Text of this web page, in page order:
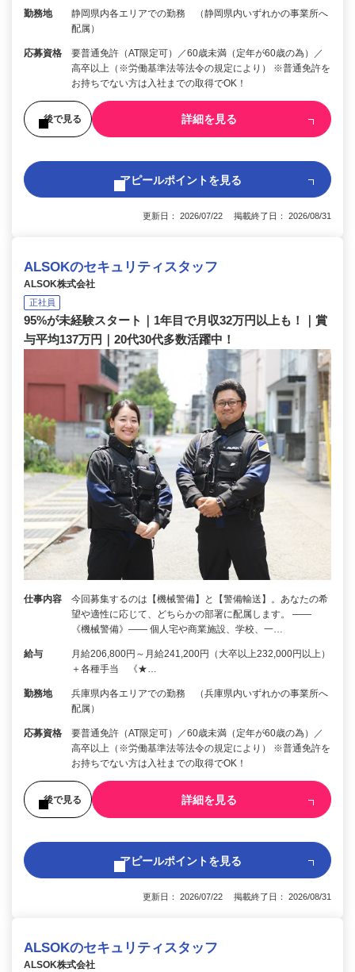
勤務地
静岡県内各エリアでの勤務 （静岡県内いずれかの事業所へ
配属）
応募資格
要普通免許（AT限定可）／60歳未満（定年が60歳の為）／
高卒以上（※労働基準法等法令の規定により） ※普通免許を
お持ちでない方は入社までの取得でOK！
後で見る 詳細を見る
アピールポイントを見る
更新日： 2026/07/22 掲載終了日： 2026/08/31
ALSOKのセキュリティスタッフ
ALSOK株式会社
正社員
95%が未経験スタート｜1年目で月収32万円以上も！｜賞
与平均137万円｜20代30代多数活躍中！
仕事内容
今回募集するのは【機械警備】と【警備輸送】。あなたの希
望や適性に応じて、どちらかの部署に配属します。 ――
《機械警備》―― 個人宅や商業施設、学校、一…
給与
月給206,800円～月給241,200円（大卒以上232,000円以上）
＋各種手当 《★…
勤務地
兵庫県内各エリアでの勤務 （兵庫県内いずれかの事業所へ
配属）
応募資格
要普通免許（AT限定可）／60歳未満（定年が60歳の為）／
高卒以上（※労働基準法等法令の規定により） ※普通免許を
お持ちでない方は入社までの取得でOK！
後で見る 詳細を見る
アピールポイントを見る
更新日： 2026/07/22 掲載終了日： 2026/08/31
ALSOKのセキュリティスタッフ
ALSOK株式会社